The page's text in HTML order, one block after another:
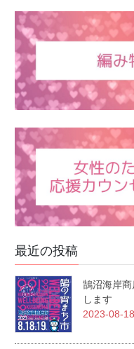
最近の投稿
鵠沼海岸
します
2023-08-18